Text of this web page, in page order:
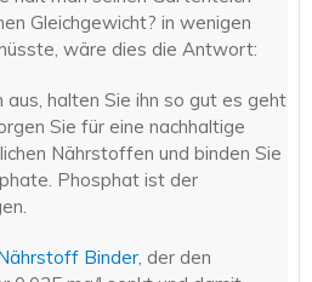
Gleichgewicht? in wenigen
wäre dies die Antwort:
aus, halten Sie ihn so gut es geht
Sie für eine nachhaltige
Nährstoffen und binden Sie
Phosphat ist der
Binder, der den